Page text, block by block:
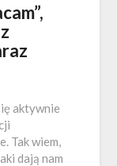
aktywnie
Tak wiem,
dają nam